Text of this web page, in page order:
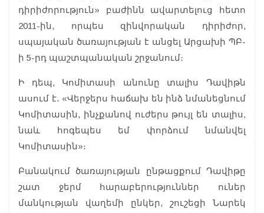
դիրիժորություն» բաժինն ավարտելուց հետո
2011-ին, որպես զինվորական դիրիժոր,
սպայական ծառայության է անցել Արցախի ՊԲ-
ի 5-րդ պաշտպանական շրջանում։
Ի դեպ, Կոմիտասի անունը տալիս Դավիթն
ասում է․ «Վերջերս հաճախ են ինձ նմանեցնում
Կոմիտասին, ինչքանով ուժերս թույլ են տալիս,
նաև հոգեպես եմ փորձում նմանվել
Կոմիտասին»։
Բանակում ծառայության ընթացքում Դավիթը
շատ ջերմ հարաբերություններ ուներ
մանկության վաղեմի ընկեր, շուշեցի Նարեկ